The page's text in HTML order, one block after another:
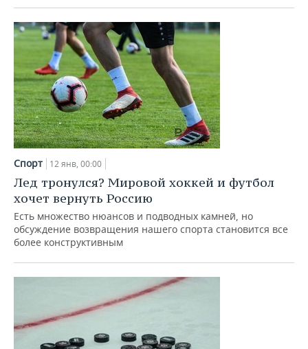
Спорт 12 янв, 00:00
Лед тронулся? Мировой хоккей и футбол
хочет вернуть Россию
Есть множество нюансов и подводных камней, но
обсуждение возвращения нашего спорта становится все
более конструктивным